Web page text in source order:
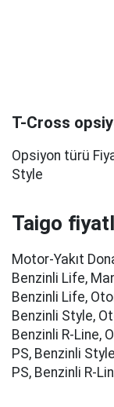
T-Cross
Opsiyon türü
Style
Taigo
Motor-Yakıt
Benzinli Life,
Benzinli Life,
Benzinli Style,
Benzinli R-Line,
PS, Benzinli
PS, Benzinli R-